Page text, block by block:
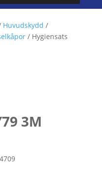
Huvudskydd /
/ Hygiensats
3M
4709